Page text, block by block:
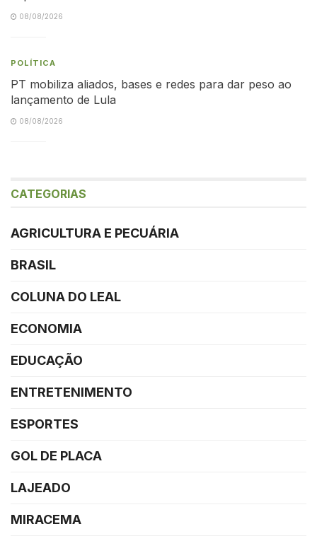
08/08/2026
POLÍTICA
PT mobiliza aliados, bases e redes para dar peso ao
lançamento de Lula
08/08/2026
CATEGORIAS
AGRICULTURA E PECUÁRIA
BRASIL
COLUNA DO LEAL
ECONOMIA
EDUCAÇÃO
ENTRETENIMENTO
ESPORTES
GOL DE PLACA
LAJEADO
MIRACEMA